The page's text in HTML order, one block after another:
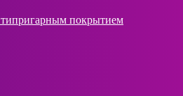
покрытием